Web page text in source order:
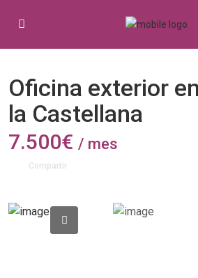
Oficina exterior
la Castellana
7.500€ / mes
Compartir